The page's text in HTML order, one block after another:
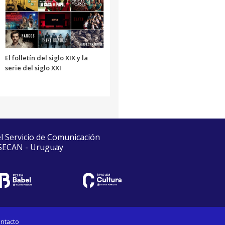
El folletín del siglo XIX y la
serie del siglo XXI
de Comunicación
- Uruguay